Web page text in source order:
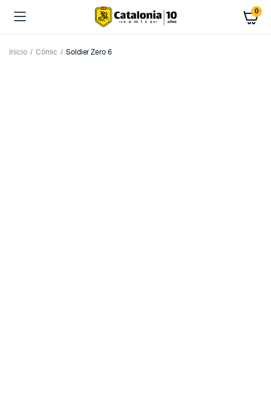
0
Inicio Cómic Soldier Zero 6